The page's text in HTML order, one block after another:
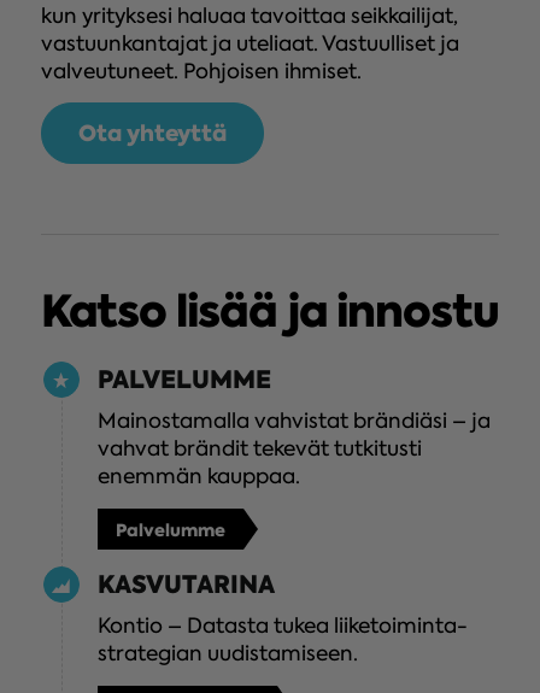
kun yrityksesi haluaa tavoittaa seikkailijat,
vastuunkantajat ja uteliaat. Vastuulliset ja
valveutuneet. Pohjoisen ihmiset.
Ota yhteyttä
Katso lisää ja innostu
PALVELUMME
Mainostamalla vahvistat brändiäsi – ja
vahvat brändit tekevät tutkitusti
enemmän kauppaa.
Palvelumme
KASVUTARINA
Kontio – Datasta tukea liiketoiminta­
strategian uudistamiseen.